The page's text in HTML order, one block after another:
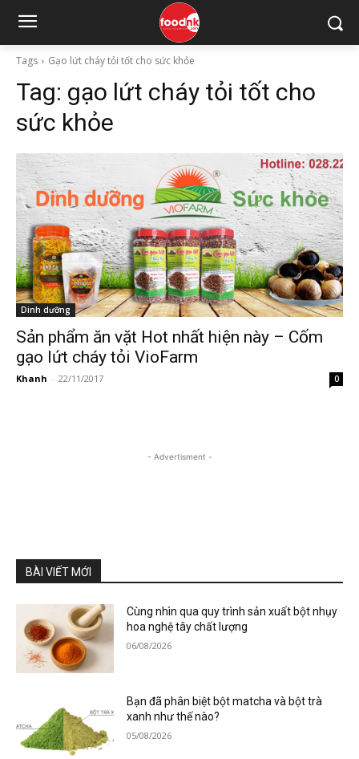
Tags Gạo lứt cháy tỏi tốt cho sức khỏe
Tag: gạo lứt cháy tỏi tốt cho
sức khỏe
Dinh dưỡng
Sản phẩm ăn vặt Hot nhất hiện này – Cốm
gạo lứt cháy tỏi VioFarm
Khanh - 22/11/2017 0
- Advertisment -
BÀI VIẾT MỚI
Cùng nhìn qua quy trình sản xuất bột nhụy
hoa nghệ tây chất lượng
06/08/2026
Bạn đã phân biệt bột matcha và bột trà
xanh như thế nào?
05/08/2026